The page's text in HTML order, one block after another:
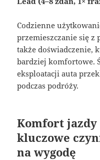
Codzienne
przemieszczanie się
także doświadczenie,
bardziej komfortowe.
eksploatacji auta
podczas podróży.
Komfort jazdy
kluczowe
na wygodę